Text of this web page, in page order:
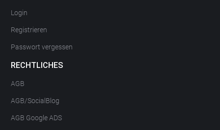
Login
Registrieren
Passwort vergessen
RECHTLICHES
AGB
AGB/SocialBlog
AGB Google ADS